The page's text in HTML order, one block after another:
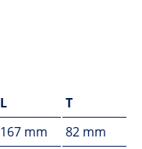
L
T
167 mm
82 mm